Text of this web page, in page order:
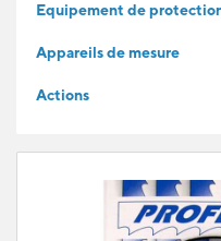
Equipement de
Appareils de mesure
Actions